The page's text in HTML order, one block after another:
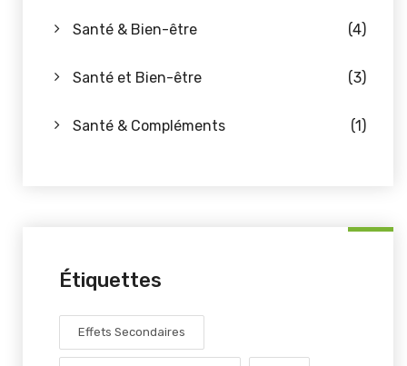
Santé & Bien-être (4)
Santé et Bien-être (3)
Santé & Compléments (1)
Étiquettes
Effets Secondaires